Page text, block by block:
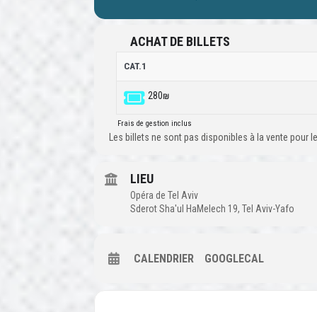
ACHAT DE BILLETS
CAT.1
280₪
Frais de gestion inclus
Les billets ne sont pas disponibles à la vente pour
LIEU
Opéra de Tel Aviv
Sderot Sha'ul HaMelech 19, Tel Aviv-Yafo
CALENDRIER GOOGLECAL